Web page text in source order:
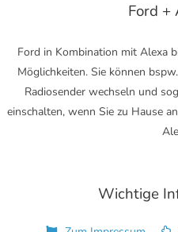
Ford +
Ford in Kombination mit Alexa
Möglichkeiten. Sie können
Radiosender wechseln und
einschalten, wenn Sie zu Hause
Wichtige